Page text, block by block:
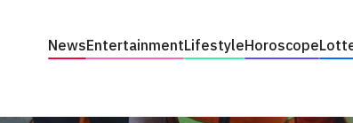
NewsEntertainmentLifestyleHoroscope